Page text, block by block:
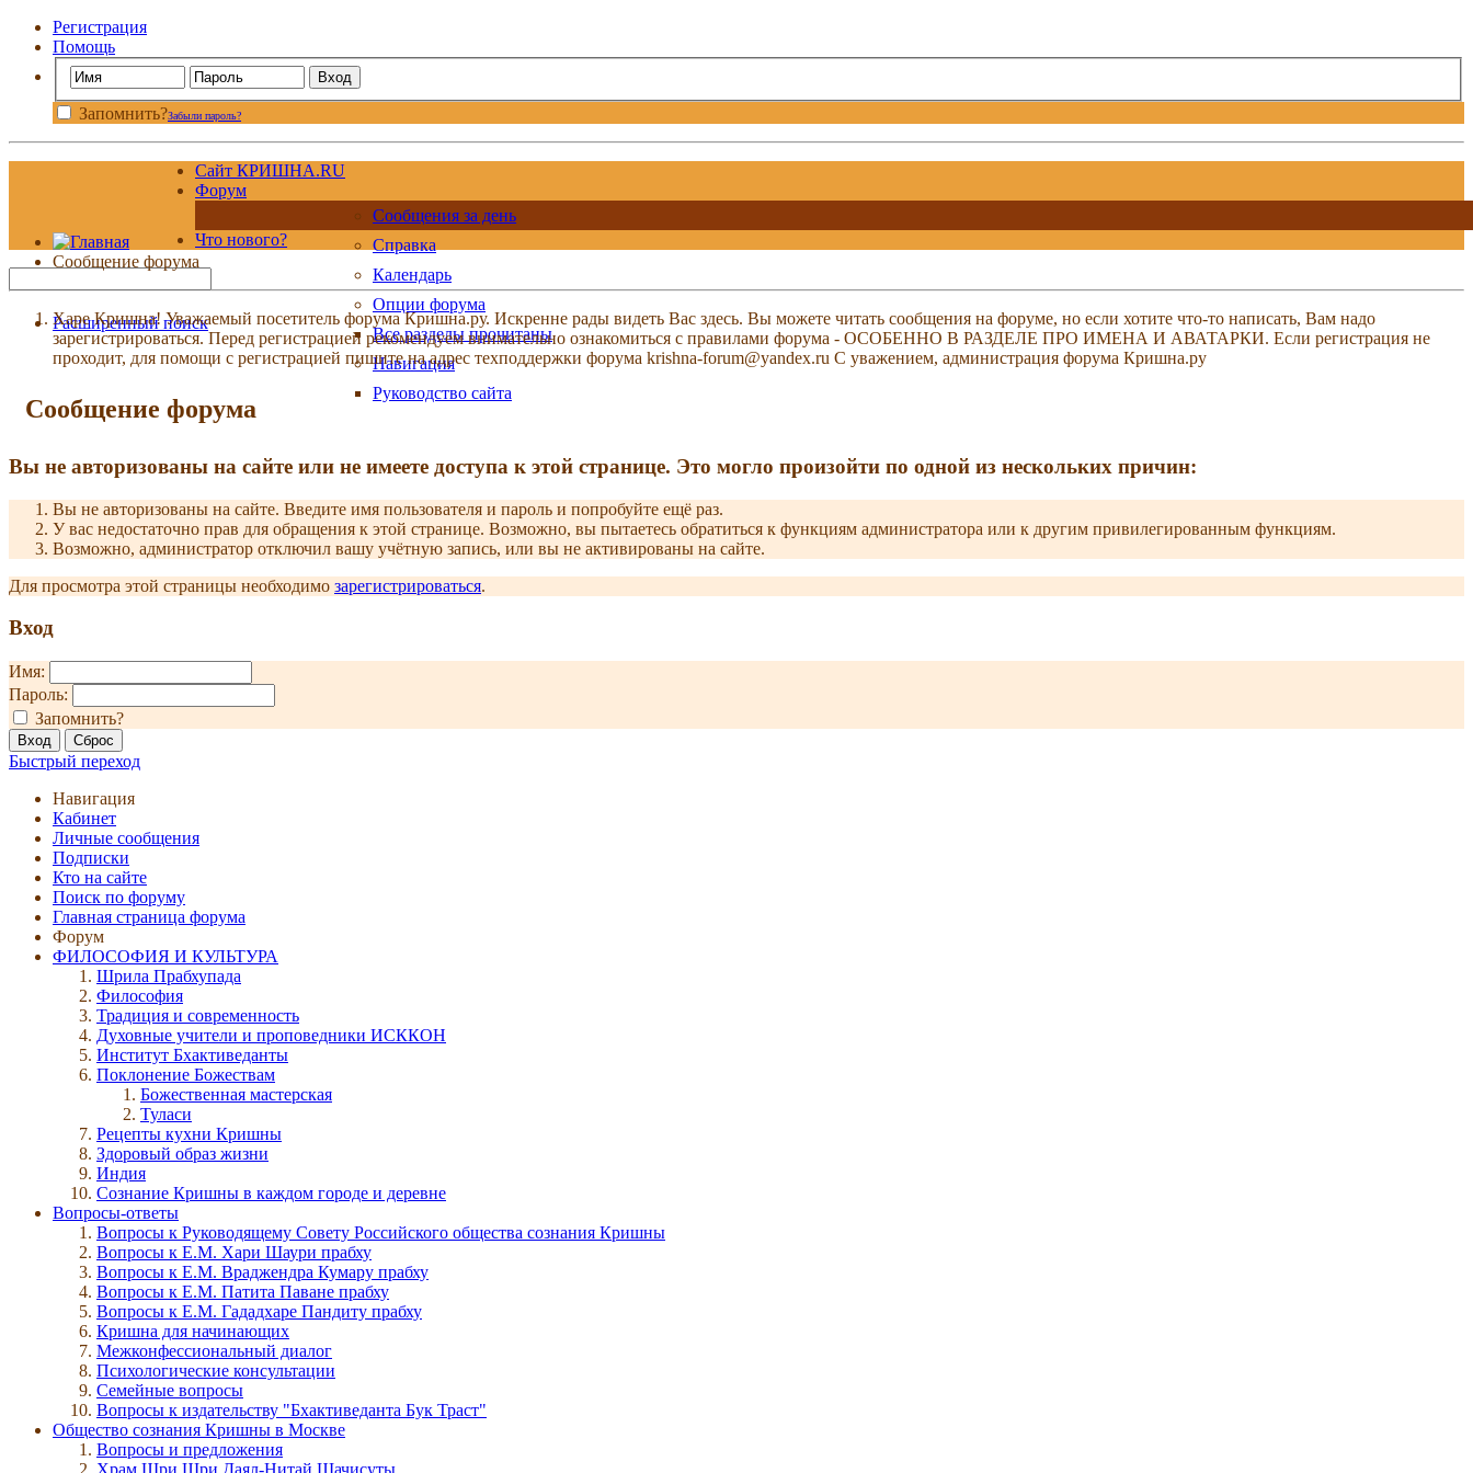
Регистрация
Помощь
Запомнить?Забыли пароль?
Сайт КРИШНА.RU
Форум
Сообщения за день
Справка
Календарь
Опции форума
Все разделы прочитаны
Навигация
Руководство сайта
Что нового?
Расширенный поиск
Сообщение форума
Харе Кришна! Уважаемый посетитель форума Кришна.ру. Искренне рады видеть Вас здесь. Вы можете читать сообщения на форуме, но если хотите что-то написать, Вам надо
зарегистрироваться. Перед регистрацией рекомендуем внимательно ознакомиться с правилами форума - ОСОБЕННО В РАЗДЕЛЕ ПРО ИМЕНА И АВАТАРКИ. Если регистрация не
проходит, для помощи с регистрацией пишите на адрес техподдержки форума krishna-forum@yandex.ru С уважением, администрация форума Кришна.ру
Сообщение форума
Вы не авторизованы на сайте или не имеете доступа к этой странице. Это могло произойти по одной из нескольких причин:
Вы не авторизованы на сайте. Введите имя пользователя и пароль и попробуйте ещё раз.
У вас недостаточно прав для обращения к этой странице. Возможно, вы пытаетесь обратиться к функциям администратора или к другим привилегированным функциям.
Возможно, администратор отключил вашу учётную запись, или вы не активированы на сайте.
Для просмотра этой страницы необходимо зарегистрироваться.
Вход
Имя:
Пароль:
Запомнить?
Быстрый переход
Навигация
Кабинет
Личные сообщения
Подписки
Кто на сайте
Поиск по форуму
Главная страница форума
Форум
ФИЛОСОФИЯ И КУЛЬТУРА
Шрила Прабхупада
Философия
Традиция и современность
Духовные учители и проповедники ИСККОН
Институт Бхактиведанты
Поклонение Божествам
Божественная мастерская
Туласи
Рецепты кухни Кришны
Здоровый образ жизни
Индия
Сознание Кришны в каждом городе и деревне
Вопросы-ответы
Вопросы к Руководящему Совету Российского общества сознания Кришны
Вопросы к Е.М. Хари Шаури прабху
Вопросы к Е.М. Враджендра Кумару прабху
Вопросы к Е.М. Патита Паване прабху
Вопросы к Е.М. Гададхаре Пандиту прабху
Кришна для начинающих
Межконфессиональный диалог
Психологические консультации
Семейные вопросы
Вопросы к издательству "Бхактиведанта Бук Траст"
Общество сознания Кришны в Москве
Вопросы и предложения
Храм Шри Шри Даял-Нитай Шачисуты